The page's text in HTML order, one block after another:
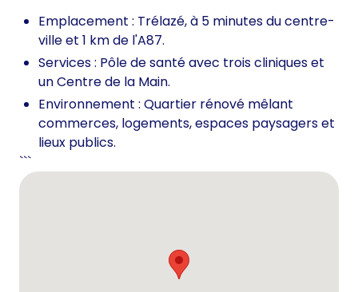
Emplacement : Trélazé, à 5 minutes du centre-
ville et 1 km de l'A87.
Services : Pôle de santé avec trois cliniques et
un Centre de la Main.
Environnement : Quartier rénové mêlant
commerces, logements, espaces paysagers et
lieux publics.
```